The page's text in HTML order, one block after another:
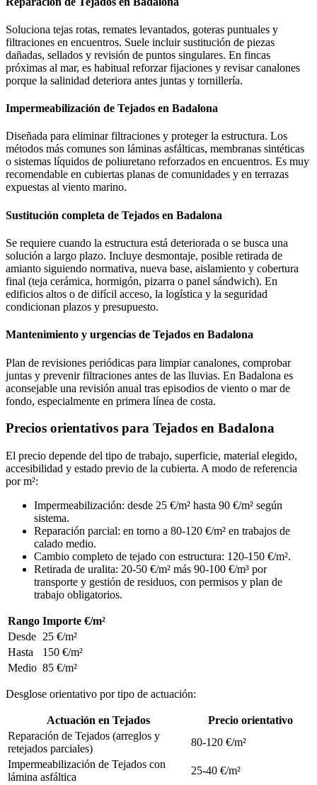
Soluciona tejas rotas, remates levantados, goteras puntuales y
filtraciones en encuentros. Suele incluir sustitución de piezas
dañadas, sellados y revisión de puntos singulares. En fincas
próximas al mar, es habitual reforzar fijaciones y revisar canalones
porque la salinidad deteriora antes juntas y tornillería.
Impermeabilización de Tejados en Badalona
Diseñada para eliminar filtraciones y proteger la estructura. Los
métodos más comunes son láminas asfálticas, membranas sintéticas
o sistemas líquidos de poliuretano reforzados en encuentros. Es muy
recomendable en cubiertas planas de comunidades y en terrazas
expuestas al viento marino.
Sustitución completa de Tejados en Badalona
Se requiere cuando la estructura está deteriorada o se busca una
solución a largo plazo. Incluye desmontaje, posible retirada de
amianto siguiendo normativa, nueva base, aislamiento y cobertura
final (teja cerámica, hormigón, pizarra o panel sándwich). En
edificios altos o de difícil acceso, la logística y la seguridad
condicionan plazos y presupuesto.
Mantenimiento y urgencias de Tejados en Badalona
Plan de revisiones periódicas para limpiar canalones, comprobar
juntas y prevenir filtraciones antes de las lluvias. En Badalona es
aconsejable una revisión anual tras episodios de viento o mar de
fondo, especialmente en primera línea de costa.
Precios orientativos para Tejados en Badalona
El precio depende del tipo de trabajo, superficie, material elegido,
accesibilidad y estado previo de la cubierta. A modo de referencia
por m²:
Impermeabilización: desde 25 €/m² hasta 90 €/m² según
sistema.
Reparación parcial: en torno a 80-120 €/m² en trabajos de
calado medio.
Cambio completo de tejado con estructura: 120-150 €/m².
Retirada de uralita: 20-50 €/m² más 90-100 €/m³ por
transporte y gestión de residuos, con permisos y plan de
trabajo obligatorios.
Rango Importe €/m²
Desde 25 €/m²
Hasta
150 €/m²
Medio 85 €/m²
Desglose orientativo por tipo de actuación:
Actuación en Tejados
Precio orientativo
Reparación de Tejados (arreglos y
retejados parciales)
80-120 €/m²
Impermeabilización de Tejados con
lámina asfáltica
25-40 €/m²